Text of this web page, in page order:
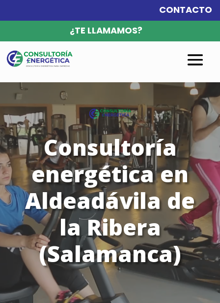
CONTACTO
¿TE LLAMAMOS?
Consultoría
energética en
Aldeadávila de
la Ribera
(Salamanca)
Reproductor
de
vídeo